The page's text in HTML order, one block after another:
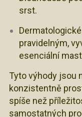
srst.
pravidelným,
esenciální
Tyto výhody jsou
konzistentně
spíše než
samostatných